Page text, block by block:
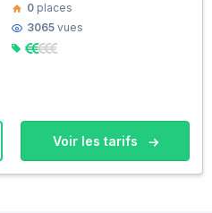
0 places
3065 vues
Voir les tarifs